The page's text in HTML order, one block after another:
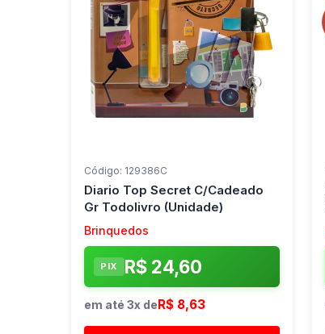
Código: 129386C
Diario Top Secret C/Cadeado
Gr Todolivro (Unidade)
Brinquedos
PIX R$ 24,60
em até 3x deR$ 8,63